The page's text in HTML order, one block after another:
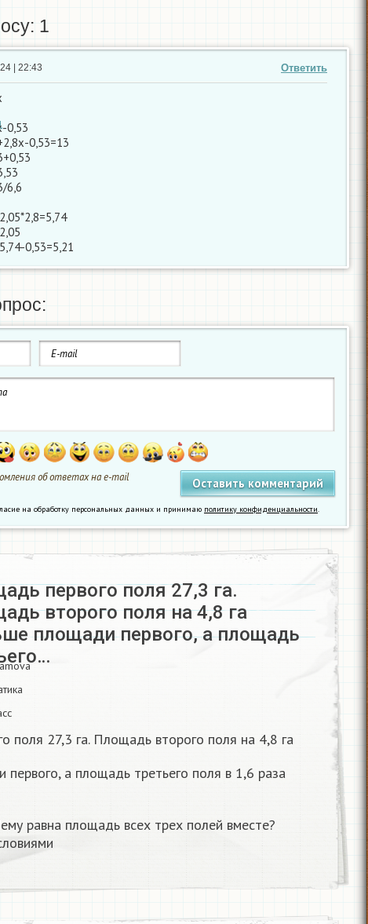
1
Ответить
| 22:43
0,53
0,53=13
6,6
0,53=5,21
об ответах на e-mail
на обработку персональных данных и принимаю политику конфиденциальности.
первого поля 27,3 га.
второго поля на 4,8 га
площади первого, а площадь
поля 27,3 га. Площадь второго поля на 4,8 га
а площадь третьего поля в 1,6 раза
равна площадь всех трех полей вместе?